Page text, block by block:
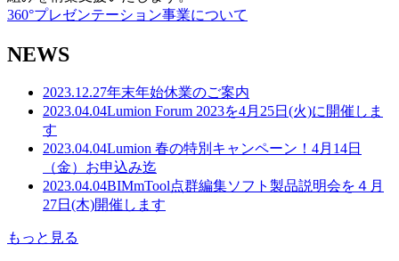
360°プレゼンテーション事業について
NEWS
2023.12.27年末年始休業のご案内
2023.04.04Lumion Forum 2023を4月25日(火)に開催しま
す
2023.04.04Lumion 春の特別キャンペーン！4月14日
（金）お申込み迄
2023.04.04BIMmTool点群編集ソフト製品説明会を４月
27日(木)開催します
もっと見る